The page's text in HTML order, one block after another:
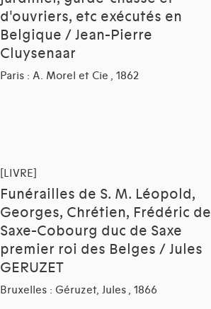
d'ouvriers, etc exécutés en
Belgique / Jean-Pierre
Cluysenaar
Paris : A. Morel et Cie , 1862
[LIVRE]
Funérailles de S. M. Léopold,
Georges, Chrétien, Frédéric de
Saxe-Cobourg duc de Saxe
premier roi des Belges / Jules
GERUZET
Bruxelles : Géruzet, Jules , 1866